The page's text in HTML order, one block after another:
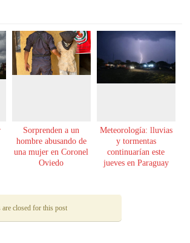
Sorprenden a un
hombre abusando de
una mujer en Coronel
Oviedo
Meteorología: lluvias
y tormentas
continuarían este
jueves en Paraguay
are closed for this post